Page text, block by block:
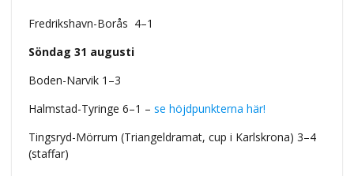
Fredrikshavn-Borås 4–1
Söndag 31 augusti
Boden-Narvik 1–3
Halmstad-Tyringe 6–1 – se höjdpunkterna här!
Tingsryd-Mörrum (Triangeldramat, cup i Karlskrona) 3–4
(staffar)